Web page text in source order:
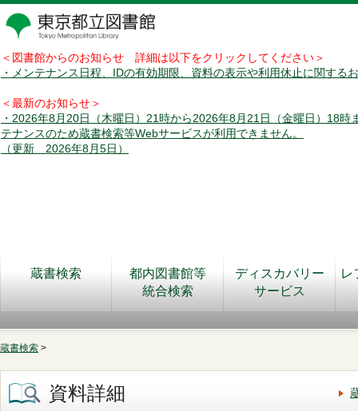
＜図書館からのお知らせ 詳細は以下をクリックしてください＞
・メンテナンス日程、IDの有効期限、資料の表示や利用休止に関する
＜最新のお知らせ＞
・2026年8月20日（木曜日）21時から2026年8月21日（金曜日）18時
テナンスのため蔵書検索等Webサービスが利用できません。
（更新 2026年8月5日）
蔵書検索
都内図書館等
統合検索
ディスカバリー
サービス
レ
蔵書検索 >
資料詳細